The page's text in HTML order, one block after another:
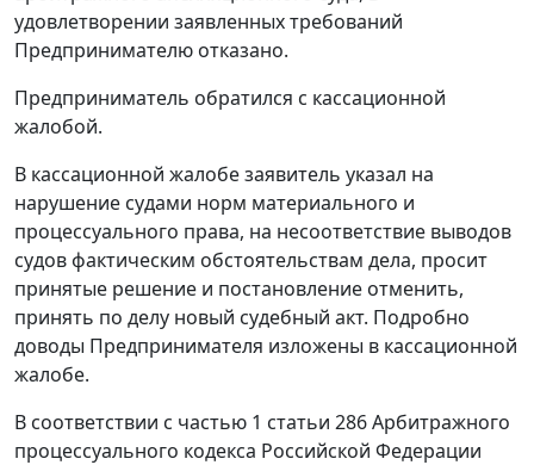
удовлетворении заявленных требований
Предпринимателю отказано.
Предприниматель обратился с кассационной
жалобой.
В кассационной жалобе заявитель указал на
нарушение судами норм материального и
процессуального права, на несоответствие выводов
судов фактическим обстоятельствам дела, просит
принятые решение и постановление отменить,
принять по делу новый судебный акт. Подробно
доводы Предпринимателя изложены в кассационной
жалобе.
В соответствии с частью 1 статьи 286Арбитражного
процессуального кодекса Российской Федерации